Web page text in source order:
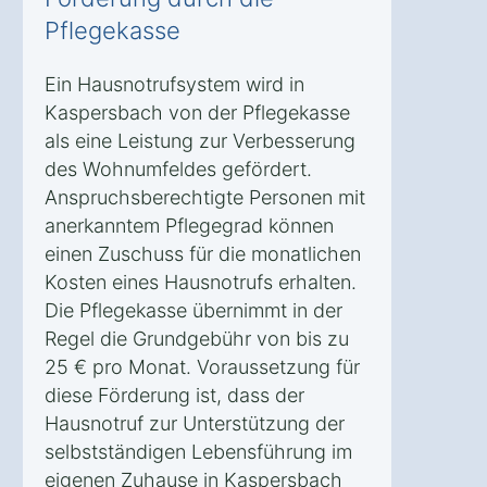
Pflegekasse
Ein Hausnotrufsystem wird in
Kaspersbach von der Pflegekasse
als eine Leistung zur Verbesserung
des Wohnumfeldes gefördert.
Anspruchsberechtigte Personen mit
anerkanntem Pflegegrad können
einen Zuschuss für die monatlichen
Kosten eines Hausnotrufs erhalten.
Die Pflegekasse übernimmt in der
Regel die Grundgebühr von bis zu
25 € pro Monat. Voraussetzung für
diese Förderung ist, dass der
Hausnotruf zur Unterstützung der
selbstständigen Lebensführung im
eigenen Zuhause in Kaspersbach